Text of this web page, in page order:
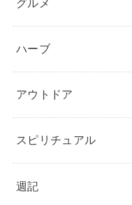
グルメ
ハーブ
アウトドア
スピリチュアル
週記